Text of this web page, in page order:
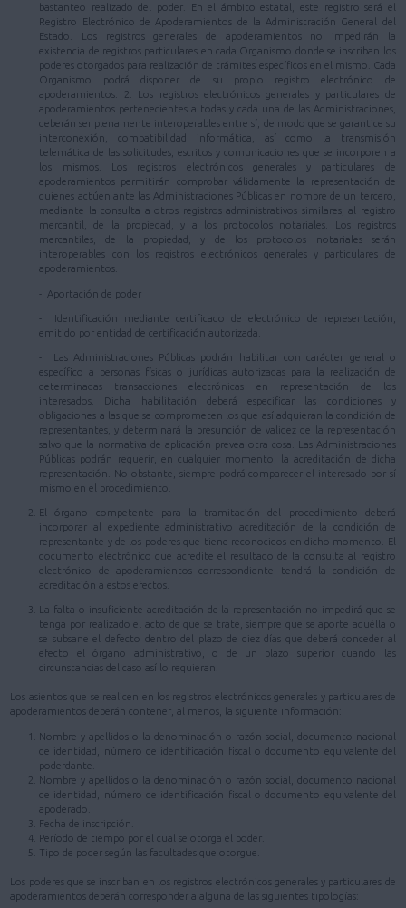
bastanteo realizado del poder. En el ámbito estatal, este registro será el
Registro Electrónico de Apoderamientos de la Administración General del
Estado. Los registros generales de apoderamientos no impedirán la
existencia de registros particulares en cada Organismo donde se inscriban los
poderes otorgados para realización de trámites específicos en el mismo. Cada
Organismo podrá disponer de su propio registro electrónico de
apoderamientos. 2. Los registros electrónicos generales y particulares de
apoderamientos pertenecientes a todas y cada una de las Administraciones,
deberán ser plenamente interoperables entre sí, de modo que se garantice su
interconexión, compatibilidad informática, así como la transmisión
telemática de las solicitudes, escritos y comunicaciones que se incorporen a
los mismos. Los registros electrónicos generales y particulares de
apoderamientos permitirán comprobar válidamente la representación de
quienes actúen ante las Administraciones Públicas en nombre de un tercero,
mediante la consulta a otros registros administrativos similares, al registro
mercantil, de la propiedad, y a los protocolos notariales. Los registros
mercantiles, de la propiedad, y de los protocolos notariales serán
interoperables con los registros electrónicos generales y particulares de
apoderamientos.
- Aportación de poder
- Identificación mediante certificado de electrónico de representación,
emitido por entidad de certificación autorizada.
- Las Administraciones Públicas podrán habilitar con carácter general o
específico a personas físicas o jurídicas autorizadas para la realización de
determinadas transacciones electrónicas en representación de los
interesados. Dicha habilitación deberá especificar las condiciones y
obligaciones a las que se comprometen los que así adquieran la condición de
representantes, y determinará la presunción de validez de la representación
salvo que la normativa de aplicación prevea otra cosa. Las Administraciones
Públicas podrán requerir, en cualquier momento, la acreditación de dicha
representación. No obstante, siempre podrá comparecer el interesado por sí
mismo en el procedimiento.
El órgano competente para la tramitación del procedimiento deberá
incorporar al expediente administrativo acreditación de la condición de
representante y de los poderes que tiene reconocidos en dicho momento. El
documento electrónico que acredite el resultado de la consulta al registro
electrónico de apoderamientos correspondiente tendrá la condición de
acreditación a estos efectos.
La falta o insuficiente acreditación de la representación no impedirá que se
tenga por realizado el acto de que se trate, siempre que se aporte aquélla o
se subsane el defecto dentro del plazo de diez días que deberá conceder al
efecto el órgano administrativo, o de un plazo superior cuando las
circunstancias del caso así lo requieran.
Los asientos que se realicen en los registros electrónicos generales y particulares de
apoderamientos deberán contener, al menos, la siguiente información:
Nombre y apellidos o la denominación o razón social, documento nacional
de identidad, número de identificación fiscal o documento equivalente del
poderdante.
Nombre y apellidos o la denominación o razón social, documento nacional
de identidad, número de identificación fiscal o documento equivalente del
apoderado.
Fecha de inscripción.
Período de tiempo por el cual se otorga el poder.
Tipo de poder según las facultades que otorgue.
Los poderes que se inscriban en los registros electrónicos generales y particulares de
apoderamientos deberán corresponder a alguna de las siguientes tipologías: